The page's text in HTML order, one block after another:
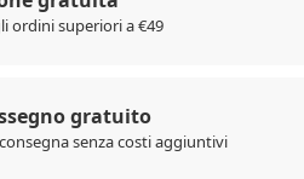
ordini superiori a €49
gratuito
senza costiaggiuntivi